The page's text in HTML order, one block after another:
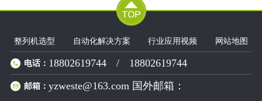
整列机选型 自动化解决方案 行业应用视频 网站地图
电话： 18802619744 / 18802619744
邮箱：yzweste@163.com 国外邮箱：